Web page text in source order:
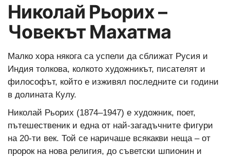
Николай Рьорих –
Човекът Махатма
Малко хора някога са успели да сближат Русия и
Индия толкова, колкото художникът, писателят и
философът, който е изживял последните си години
в долината Кулу.
Николай Рьорих (1874–1947) е художник, поет,
пътешественик и една от най-загадъчните фигури
на 20-ти век. Той се наричаше всякакви неща – от
пророк на нова религия, до съветски шпионин и